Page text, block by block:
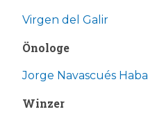
Virgen del Galir
Önologe
Jorge Navascués Haba
Winzer